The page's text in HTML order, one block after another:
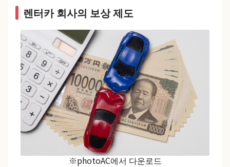
렌터카 회사의 보상 제도
※photoAC에서 다운로드